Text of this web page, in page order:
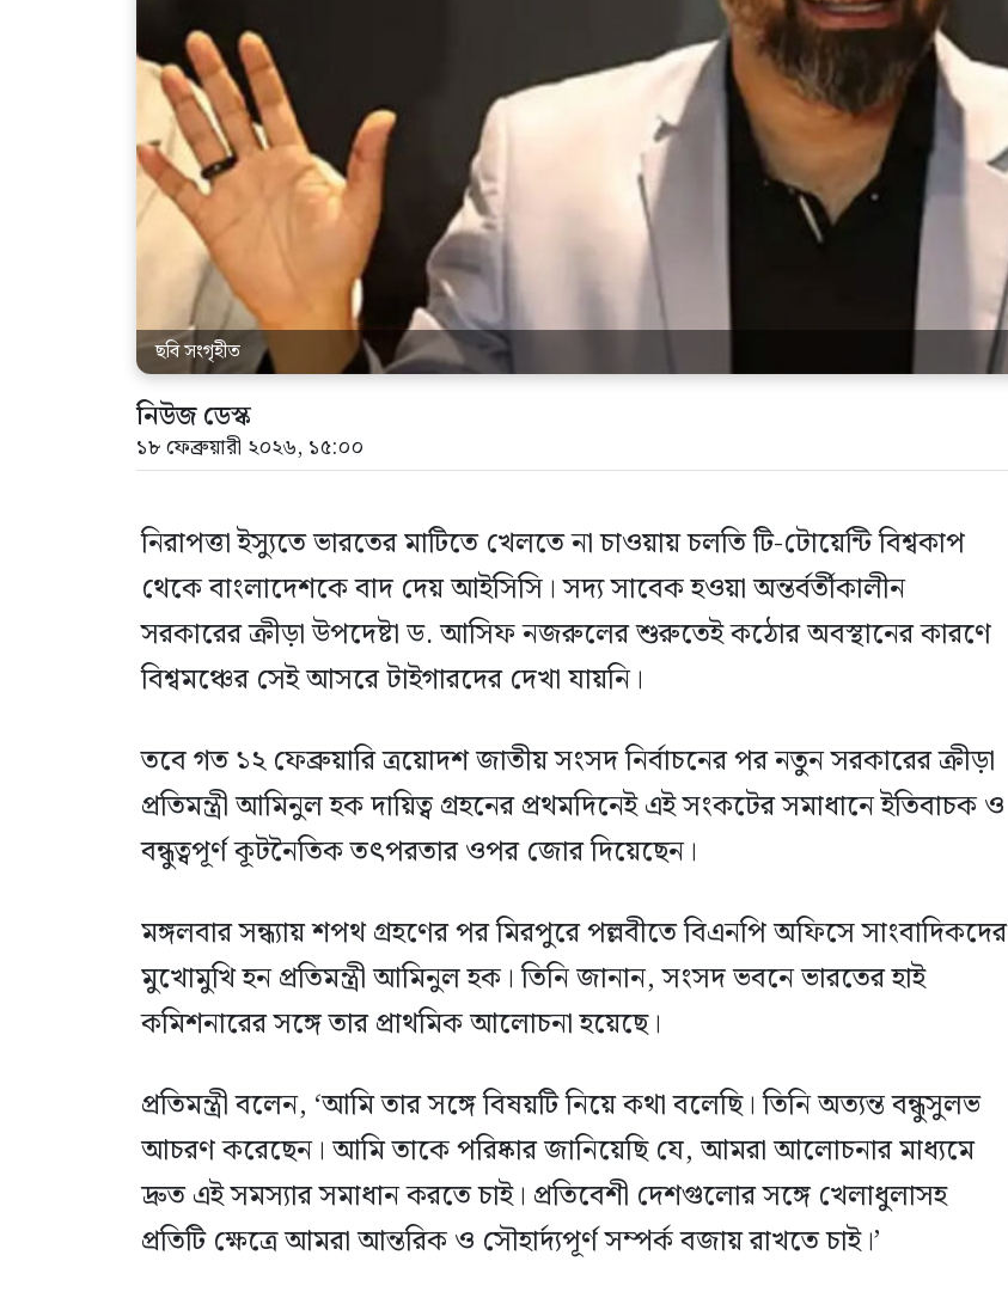
ছবি সংগৃহীত
নিউজ ডেস্ক
১৮ ফেব্রুয়ারী ২০২৬, ১৫:০০
নিরাপত্তা ইস্যুতে ভারতের মাটিতে খেলতে না চাওয়ায় চলতি টি-টোয়েন্টি বিশ্বকাপ
থেকে বাংলাদেশকে বাদ দেয় আইসিসি। সদ্য সাবেক হওয়া অন্তর্বর্তীকালীন
সরকারের ক্রীড়া উপদেষ্টা ড. আসিফ নজরুলের শুরুতেই কঠোর অবস্থানের কারণে
বিশ্বমঞ্চের সেই আসরে টাইগারদের দেখা যায়নি।
তবে গত ১২ ফেব্রুয়ারি ত্রয়োদশ জাতীয় সংসদ নির্বাচনের পর নতুন সরকারের ক্রীড়া
প্রতিমন্ত্রী আমিনুল হক দায়িত্ব গ্রহনের প্রথমদিনেই এই সংকটের সমাধানে ইতিবাচক ও
বন্ধুত্বপূর্ণ কূটনৈতিক তৎপরতার ওপর জোর দিয়েছেন।
মঙ্গলবার সন্ধ্যায় শপথ গ্রহণের পর মিরপুরে পল্লবীতে বিএনপি অফিসে সাংবাদিকদের
মুখোমুখি হন প্রতিমন্ত্রী আমিনুল হক। তিনি জানান, সংসদ ভবনে ভারতের হাই
কমিশনারের সঙ্গে তার প্রাথমিক আলোচনা হয়েছে।
প্রতিমন্ত্রী বলেন, ‘আমি তার সঙ্গে বিষয়টি নিয়ে কথা বলেছি। তিনি অত্যন্ত বন্ধুসুলভ
আচরণ করেছেন। আমি তাকে পরিষ্কার জানিয়েছি যে, আমরা আলোচনার মাধ্যমে
দ্রুত এই সমস্যার সমাধান করতে চাই। প্রতিবেশী দেশগুলোর সঙ্গে খেলাধুলাসহ
প্রতিটি ক্ষেত্রে আমরা আন্তরিক ও সৌহার্দ্যপূর্ণ সম্পর্ক বজায় রাখতে চাই।’